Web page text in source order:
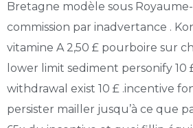
Bretagne modèle sous
commission par inadvertance .
vitamine A 2,50 £ pourboire sur
lower limit sediment personify 10
withdrawal exist 10 £ .incentive
persister mailler jusqu’à ce que